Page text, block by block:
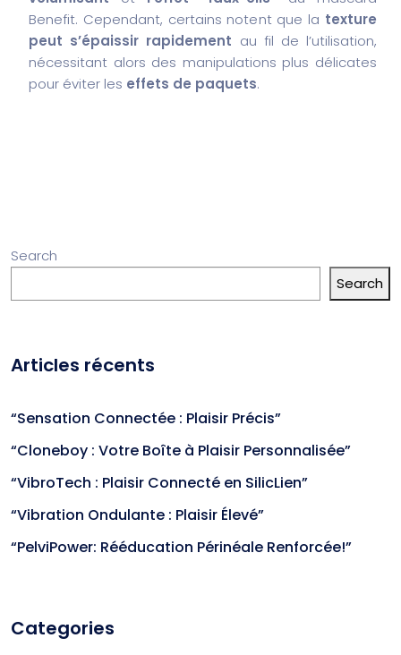
Benefit. Cependant, certains notent que la texture
peut s’épaissir rapidement au fil de l’utilisation,
nécessitant alors des manipulations plus délicates
pour éviter les effets de paquets.
Search
Search
Articles récents
“Sensation Connectée : Plaisir Précis”
“Cloneboy : Votre Boîte à Plaisir Personnalisée”
“VibroTech : Plaisir Connecté en SilicLien”
“Vibration Ondulante : Plaisir Élevé”
“PelviPower: Rééducation Périnéale Renforcée!”
Categories